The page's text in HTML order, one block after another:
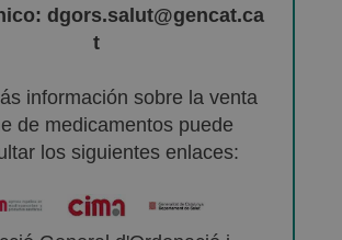
dgors.salut@gencat.ca
t
información sobre la venta
de medicamentos puede
los siguientes enlaces: